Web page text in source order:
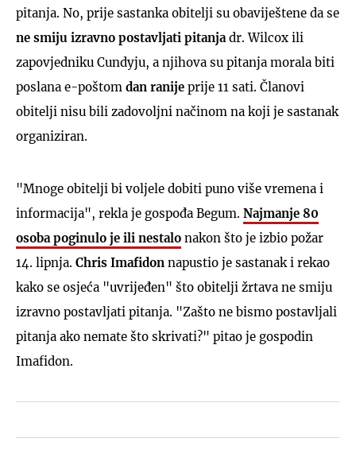
pitanja. No, prije sastanka obitelji su obaviještene da se
ne smiju izravno postavljati pitanja dr. Wilcox ili
zapovjedniku Cundyju, a njihova su pitanja morala biti
poslana e-poštom dan ranije prije 11 sati. Članovi
obitelji nisu bili zadovoljni načinom na koji je sastanak
organiziran.
"Mnoge obitelji bi voljele dobiti puno više vremena i
informacija", rekla je gospođa Begum. Najmanje 80
osoba poginulo je ili nestalo nakon što je izbio požar
14. lipnja. Chris Imafidon napustio je sastanak i rekao
kako se osjeća "uvrijeđen" što obitelji žrtava ne smiju
izravno postavljati pitanja. "Zašto ne bismo postavljali
pitanja ako nemate što skrivati?" pitao je gospodin
Imafidon.